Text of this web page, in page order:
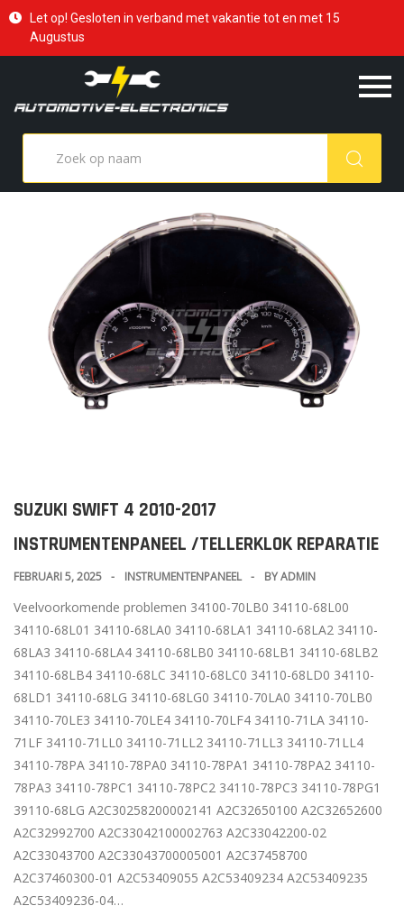
Let op! Gesloten in verband met vakantie tot en met 15
Augustus
SUZUKI SWIFT 4 2010-2017
INSTRUMENTENPANEEL /TELLERKLOK REPARATIE
FEBRUARI 5, 2025 INSTRUMENTENPANEEL BYADMIN
Veelvoorkomende problemen 34100-70LB0 34110-68L00
34110-68L01 34110-68LA0 34110-68LA1 34110-68LA2 34110-
68LA3 34110-68LA4 34110-68LB0 34110-68LB1 34110-68LB2
34110-68LB4 34110-68LC 34110-68LC0 34110-68LD0 34110-
68LD1 34110-68LG 34110-68LG0 34110-70LA0 34110-70LB0
34110-70LE3 34110-70LE4 34110-70LF4 34110-71LA 34110-
71LF 34110-71LL0 34110-71LL2 34110-71LL3 34110-71LL4
34110-78PA 34110-78PA0 34110-78PA1 34110-78PA2 34110-
78PA3 34110-78PC1 34110-78PC2 34110-78PC3 34110-78PG1
39110-68LG A2C30258200002141 A2C32650100 A2C32652600
A2C32992700 A2C33042100002763 A2C33042200-02
A2C33043700 A2C33043700005001 A2C37458700
A2C37460300-01 A2C53409055 A2C53409234 A2C53409235
A2C53409236-04…